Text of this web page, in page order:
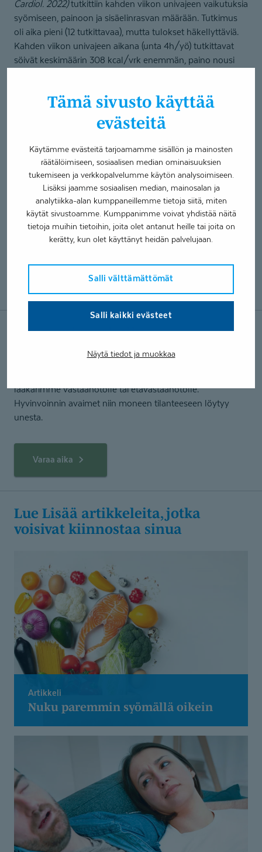
Tämä sivusto käyttää
evästeitä
Käytämme evästeitä tarjoamamme sisällön ja mainosten
räätälöimiseen, sosiaalisen median ominaisuuksien
tukemiseen ja verkkopalvelumme käytön analysoimiseen.
Lisäksi jaamme sosiaalisen median, mainosalan ja
analytiikka-alan kumppaneillemme tietoja siitä, miten
käytät sivustoamme. Kumppanimme voivat yhdistää näitä
tietoja muihin tietoihin, joita olet antanut heille tai joita on
kerätty, kun olet käyttänyt heidän palvelujaan.
Salli välttämättömät
Salli kaikki evästeet
Näytä tiedot ja muokkaa
Cardiol. 2022)tutkittiin kahden viikon univajeen vaikutuksia
syömiseen, painoon ja sisäelinrasvan määrään. Tutkimus
oli aika pieni (12 tutkittavaa), mutta tulokset häkellyttäviä.
Kahden viikon univajeen aikana (unta 4h/yö) tutkittavat
söivät keskimäärin 308 kcal/vrk enemmän, paino nousi
Hyvän painonhallinnan peruspilari on riittävä unimäärä.
Itseaiheutettua univajetta kannattaa tästä(kin) syystä
vältellä. Ja jos unen kanssa on haasteita tai uni ei virkistä,
kannattaa asia ehdottomasti tutkia ja hoitaa.
Oletko sinäkin tehnyt havainnon univajeesta ja
syömisestä? Itse ainakin huomaan, että huonosti nukutun
Apua uniongelmiin
Jos oma uni ja vireystila mietityttää, me Coronaria
lääkärimme vastaanotolle tai etävastaanotolle.
Hyvinvoinnin avaimet niin moneen tilanteeseen löytyy
unesta.
Varaa aika
Lue Lisää artikkeleita, jotka
voisivat kiinnostaa sinua
Artikkeli
Nuku paremmin syömällä oikein